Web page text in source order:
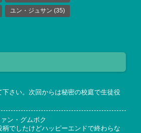
ユン・ジュサン (35)
下さい。次回からは秘密の校庭で生徒役
ン・グムボク
でしたけどハッピーエンドで終わらな